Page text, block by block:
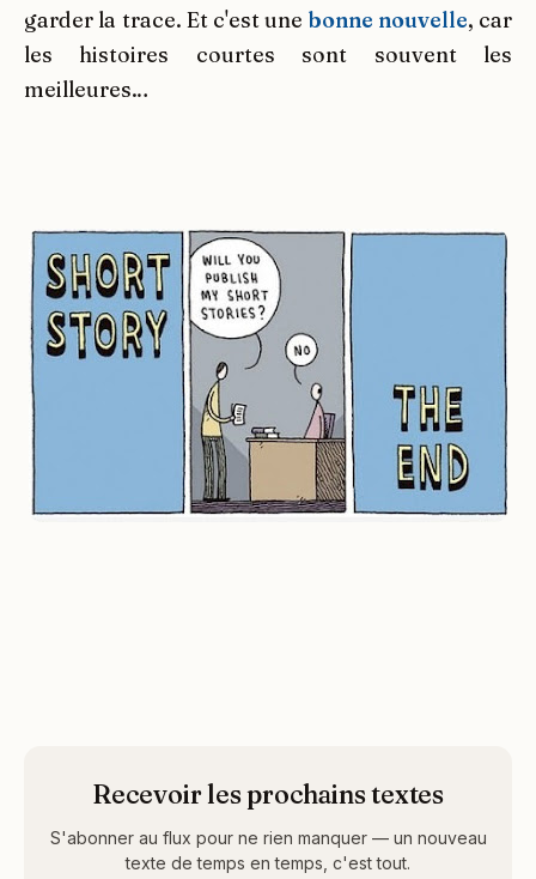
garder la trace. Et c'est une bonne nouvelle, car
les histoires courtes sont souvent les
meilleures…
Recevoir les prochains textes
S'abonner au flux pour ne rien manquer — un nouveau
texte de temps en temps, c'est tout.